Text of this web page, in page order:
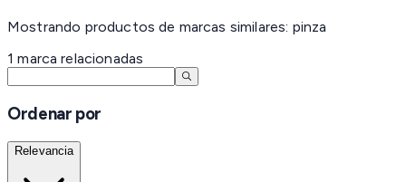
Mostrando productos de marcas similares: pinza
1 marca relacionadas
Ordenar por
Relevancia